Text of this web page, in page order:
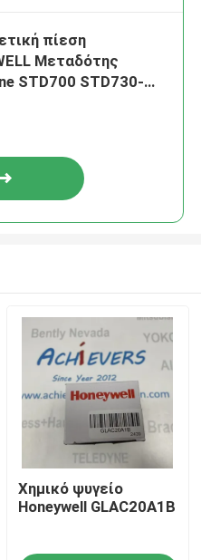
πίεση
Μεταδότης
STD700 STD730-
Χημικό ψυγείο
Honeywell GLAC20A1B